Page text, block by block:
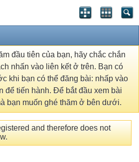
đầu tiên của bạn, hãy chắc chắn
nhấn vào liên kết ở trên. Bạn có
khi bạn có thể đăng bài: nhấp vào
để tiến hành. Để bắt đầu xem bài
bạn muốn ghé thăm ở bên dưới.
and therefore does not